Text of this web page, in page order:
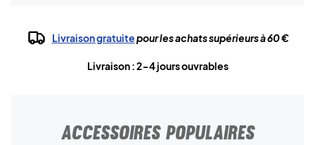
Livraison gratuitepour les achats supérieurs à 60 €
Livraison : 2-4 jours ouvrables
ACCESSOIRES POPULAIRES